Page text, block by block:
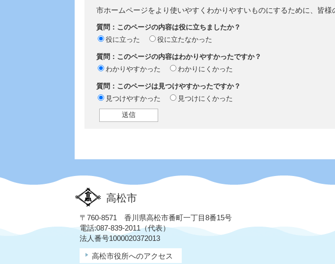
市ホームページをより使いやすくわかりやすいものにするために、皆様
質問：このページの内容は役に立ちましたか？
役に立った
役に立たなかった
質問：このページの内容はわかりやすかったですか？
わかりやすかった
わかりにくかった
質問：このページは見つけやすかったですか？
見つけやすかった
見つけにくかった
高松市
〒760-8571 香川県高松市番町一丁目8番15号
電話:087-839-2011（代表）
法人番号1000020372013
高松市役所へのアクセス